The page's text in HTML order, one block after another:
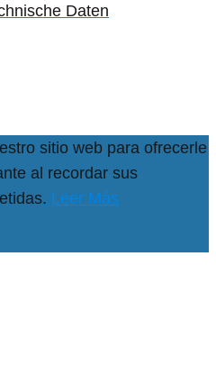
Daten
sitio web para ofrecerle
al recordar sus
Leer Más